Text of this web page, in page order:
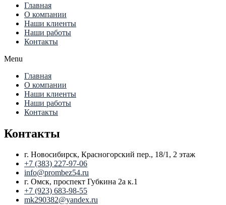
Главная
О компании
Наши клиенты
Наши работы
Контакты
Menu
Главная
О компании
Наши клиенты
Наши работы
Контакты
Контакты
г. Новосибирск, Красногорский пер., 18/1, 2 этаж
+7 (383) 227-97-06
info@prombez54.ru
г. Омск, проспект Губкина 2а к.1
+7 (923) 683-98-55
mk290382@yandex.ru